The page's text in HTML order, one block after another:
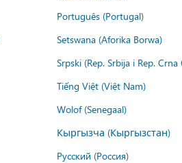
Português (Portugal)
Setswana (Aforika Borwa)
Srpski (Rep. Srbija i Rep. Crna
Tiếng Việt (Việt Nam)
Wolof (Senegaal)
Кыргызча (Кыргызстан)
Русский (Россия)